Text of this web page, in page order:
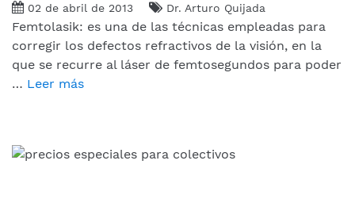
02 de abril de 2013 Dr. Arturo Quijada
Femtolasik: es una de las técnicas empleadas para
corregir los defectos refractivos de la visión, en la
que se recurre al láser de femtosegundos para poder
… Leer más